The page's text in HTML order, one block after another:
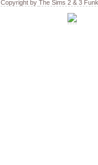
Copyright by The Sims 2 & 3